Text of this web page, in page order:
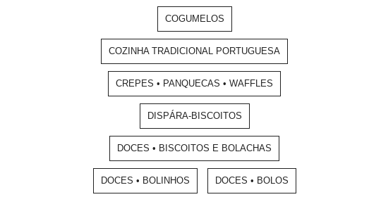
COGUMELOS
COZINHA TRADICIONAL PORTUGUESA
CREPES • PANQUECAS • WAFFLES
DISPÁRA-BISCOITOS
DOCES • BISCOITOS E BOLACHAS
DOCES • BOLINHOS DOCES • BOLOS